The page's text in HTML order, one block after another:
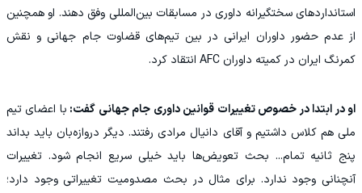
استانداردهای سختگیرانه داوری در مسابقات بین‌المللی وفق دهند. او همچنین
از عدم حضور داوران ایرانی در بین تیم‌های قضاوت جام جهانی و نقش
کمرنگ ایران در کمیته داوران AFC انتقاد کرد.
او در ابتدا در خصوص تغییرات قوانین داوری جام جهانی گفت: با اعضای تیم
ملی هم کلاس داشتیم و آقای دانیال مرادی رفتند. دیگر دروازه‌بان باید بداند
پنج ثانیه تمام... بحث تعویض‌ها باید خیلی سریع انجام شود. تغییرات
آنچنانی وجود ندارد. برای مثال در بحث مصدومیت تغییراتی وجود دارد؛